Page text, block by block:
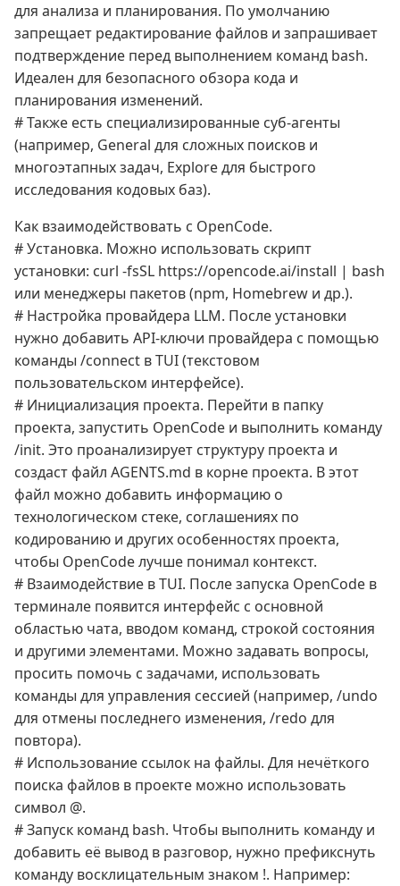
для анализа и планирования. По умолчанию
запрещает редактирование файлов и запрашивает
подтверждение перед выполнением команд bash.
Идеален для безопасного обзора кода и
планирования изменений.
# Также есть специализированные суб-агенты
(например, General для сложных поисков и
многоэтапных задач, Explore для быстрого
исследования кодовых баз).
Как взаимодействовать с OpenCode.
# Установка. Можно использовать скрипт
установки: curl -fsSL https://opencode.ai/install | bash
или менеджеры пакетов (npm, Homebrew и др.).
# Настройка провайдера LLM. После установки
нужно добавить API-ключи провайдера с помощью
команды /connect в TUI (текстовом
пользовательском интерфейсе).
# Инициализация проекта. Перейти в папку
проекта, запустить OpenCode и выполнить команду
/init. Это проанализирует структуру проекта и
создаст файл AGENTS.md в корне проекта. В этот
файл можно добавить информацию о
технологическом стеке, соглашениях по
кодированию и других особенностях проекта,
чтобы OpenCode лучше понимал контекст.
# Взаимодействие в TUI. После запуска OpenCode в
терминале появится интерфейс с основной
областью чата, вводом команд, строкой состояния
и другими элементами. Можно задавать вопросы,
просить помочь с задачами, использовать
команды для управления сессией (например, /undo
для отмены последнего изменения, /redo для
повтора).
# Использование ссылок на файлы. Для нечёткого
поиска файлов в проекте можно использовать
символ @.
# Запуск команд bash. Чтобы выполнить команду и
добавить её вывод в разговор, нужно префикснуть
команду восклицательным знаком !. Например: